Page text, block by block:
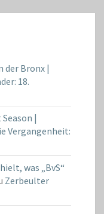
der Bronx |
18.
|
Vergangenheit:
was „BvS“
Zerbeulter